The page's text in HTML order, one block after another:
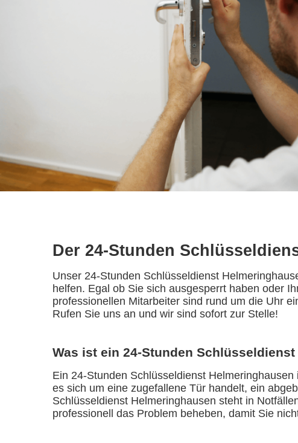
Der 24-Stunden
Unser 24-Stunden Schlüsseldienst
helfen. Egal ob Sie sich ausgesperrt haben oder
professionellen Mitarbeiter sind rund um die Uhr
Rufen Sie uns an und wir sind sofort zur Stelle!
Was ist ein 24-Stunden
Ein 24-Stunden Schlüsseldienst
es sich um eine zugefallene Tür handelt, ein
Schlüsseldienst Helmeringhausen steht in
professionell das Problem beheben, damit Sie